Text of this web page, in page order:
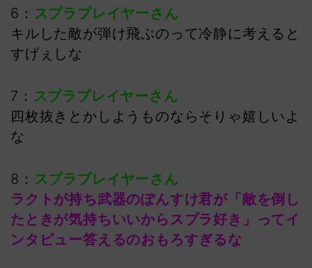
6： スプラプレイヤーさん
キルした敵が弾け飛ぶのって冷静に考えると
すげぇしな
7： スプラプレイヤーさん
四枚抜きとかしようものならそりゃ嬉しいよ
な
8： スプラプレイヤーさん
ラクトが持ち武器のぽんすけ君が「敵を倒し
たときが気持ちいいからスプラ好き」ってイ
ンタビュー答えるのおもろすぎるな